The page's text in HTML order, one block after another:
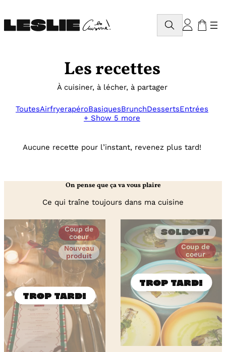
au
contenu
Rechercher
Les recettes
À cuisiner, à lécher, à partager
ToutesAirfryerapéroBasiquesBrunchDessertsEntrées
+ Show 5 more
Aucune recette pour l’instant, revenez plus tard!
On pense que ça va vous plaire
Ce qui traîne toujours dans ma cuisine
Coup de
coeur
Nouveau
produit
Soldout
Coup de
coeur